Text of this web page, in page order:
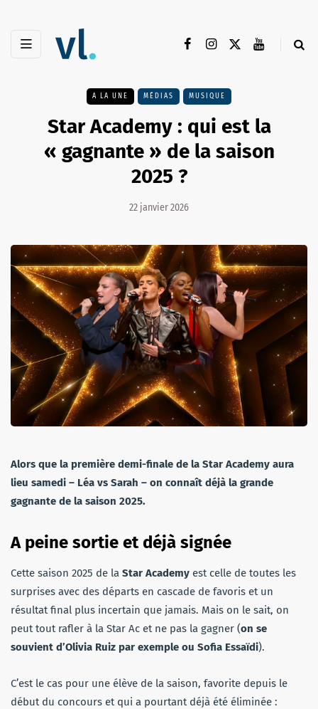
A LA UNE MÉDIAS MUSIQUE
Star Academy : qui est la
« gagnante » de la saison
2025 ?
22 janvier 2026
Alors que la première demi-finale de la Star Academy aura
lieu samedi – Léa vs Sarah – on connaît déjà la grande
gagnante de la saison 2025.
A peine sortie et déjà signée
Cette saison 2025 de la Star Academy est celle de toutes les
surprises avec des départs en cascade de favoris et un
résultat final plus incertain que jamais. Mais on le sait, on
peut tout rafler à la Star Ac et ne pas la gagner (on se
souvient d’Olivia Ruiz par exemple ou Sofia Essaïdi).
C’est le cas pour une élève de la saison, favorite depuis le
début du concours et qui a pourtant déjà été éliminée :